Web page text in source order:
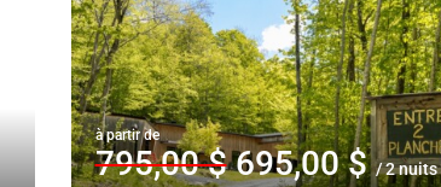
à partir de
795,00 $ 695,00 $ / 2 nuits